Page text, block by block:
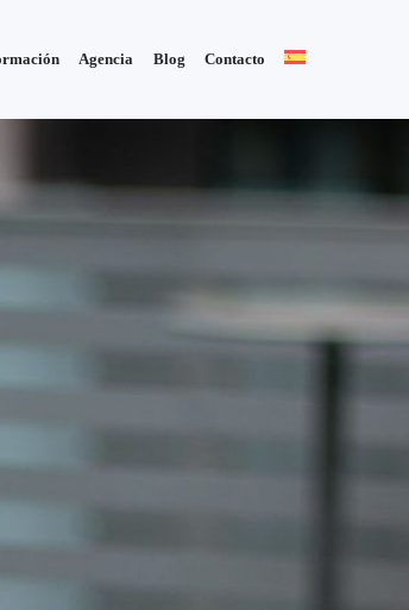
Agencia Blog Contacto